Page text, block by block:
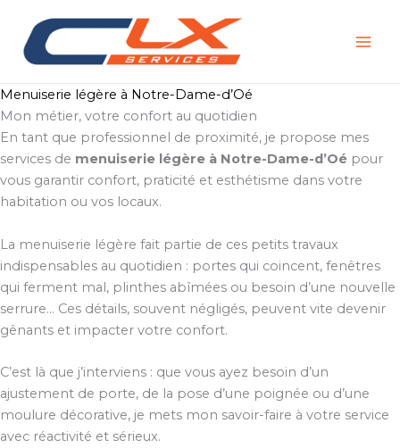
contenu
Menuiserie légère à Notre-Dame-d’Oé
Mon métier, votre confort au quotidien
En tant que professionnel de proximité, je propose mes
services de menuiserie légère à Notre-Dame-d’Oé pour
vous garantir confort, praticité et esthétisme dans votre
habitation ou vos locaux.
La menuiserie légère fait partie de ces petits travaux
indispensables au quotidien : portes qui coincent, fenêtres
qui ferment mal, plinthes abîmées ou besoin d’une nouvelle
serrure… Ces détails, souvent négligés, peuvent vite devenir
gênants et impacter votre confort.
C’est là que j’interviens : que vous ayez besoin d’un
ajustement de porte, de la pose d’une poignée ou d’une
moulure décorative, je mets mon savoir-faire à votre service
avec réactivité et sérieux.